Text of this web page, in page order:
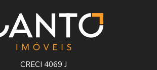
CRECI 4069 J